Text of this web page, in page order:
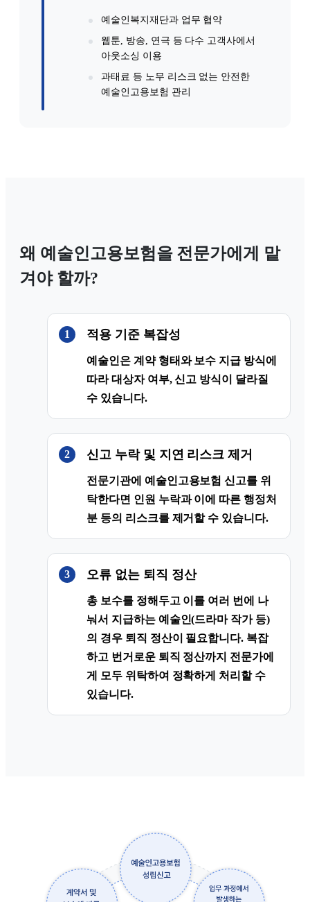
예술인복지재단과 업무 협약
웹툰, 방송, 연극 등 다수 고객사에서
아웃소싱 이용
과태료 등 노무 리스크 없는 안전한
예술인고용보험 관리
왜 예술인고용보험을 전문가에게 맡
겨야 할까?
1 적용 기준 복잡성
예술인은 계약 형태와 보수 지급 방식에
따라 대상자 여부, 신고 방식이 달라질
수 있습니다.
2 신고 누락 및 지연 리스크 제거
전문기관에 예술인고용보험 신고를 위
탁한다면 인원 누락과 이에 따른 행정처
분 등의 리스크를 제거할 수 있습니다.
3 오류 없는 퇴직 정산
총 보수를 정해두고 이를 여러 번에 나
눠서 지급하는 예술인(드라마 작가 등)
의 경우 퇴직 정산이 필요합니다. 복잡
하고 번거로운 퇴직 정산까지 전문가에
게 모두 위탁하여 정확하게 처리할 수
있습니다.